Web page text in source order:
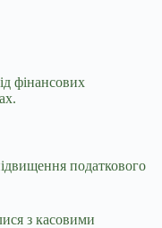
фінансових
податкового
з касовими